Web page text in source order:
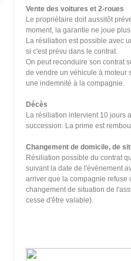
Vente des voitures et 2-roues
Le propriétaire doit aussitôt
moment, la garantie ne joue
La résiliation est possible avec
si c'est prévu dans le contrat.
On peut reconduire son contrat
de vendre un véhicule à moteur
une indemnité à la compagnie.
Décès
La résiliation intervient 10 jours
succession. La prime est
Changement de domicile, de
Résiliation possible du contrat
suivant la date de l'évènement
arriver que la compagnie refuse
changement de situation de
cesse d'être valable).